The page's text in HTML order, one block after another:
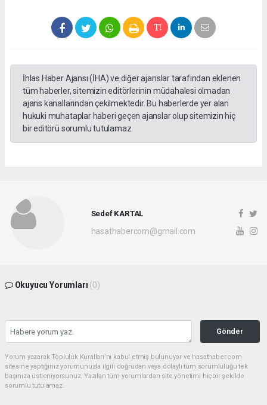
İhlas Haber Ajansı (İHA) ve diğer ajanslar tarafından eklenen
tüm haberler, sitemizin editörlerinin müdahalesi olmadan
ajans kanallarından çekilmektedir. Bu haberlerde yer alan
hukuki muhataplar haberi geçen ajanslar olup sitemizin hiç
bir editörü sorumlu tutulamaz.
Sedef KARTAL
hasathabercom@gmail.com
Okuyucu Yorumları (0)
Gönder
Yorum yazarak Topluluk Kuralları’nı kabul etmiş bulunuyor ve hasathaber.com
sitesine yaptığınız yorumunuzla ilgili doğrudan veya dolaylı tüm sorumluluğu tek
başınıza üstleniyorsunuz. Yazılan tüm yorumlardan site yönetimi hiçbir şekilde
sorumlu tutulamaz.